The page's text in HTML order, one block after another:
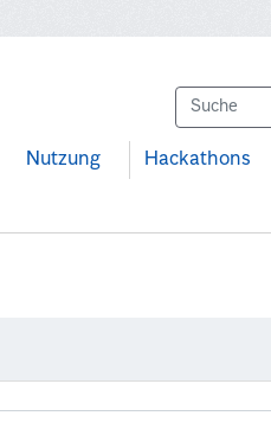
Nutzung Hackathons